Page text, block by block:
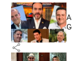
share